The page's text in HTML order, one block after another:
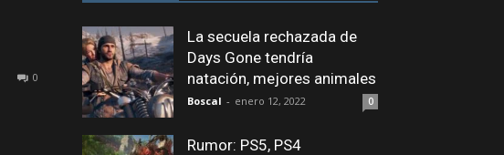
0
La secuela rechazada de
Days Gone tendría
natación, mejores animales
Boscal - enero 12, 2022 0
Rumor: PS5, PS4